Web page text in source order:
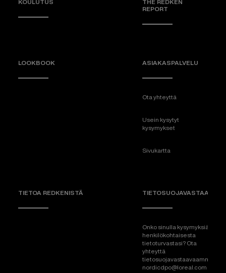
KOULUTUS
THE REDKEN
REPORT
LOOKBOOK ASIAKASPALVELU
Ota yhteyttä
Usein kysytyt
kysymykset
Sivukartta
TIETOA REDKENISTÄ TIETOSUOJAVASTAAVA
Onko sinulla kysymyksiä
henkilökohtaisesta
tietoturvastasi? Ota
yhteyttä
tietosuojavastaavaamme:
nordicdpo@loreal.com &